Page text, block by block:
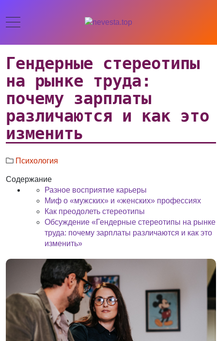
Гендерные стереотипы
на рынке труда:
почему зарплаты
различаются и как это
изменить
Психология
Содержание
Разное восприятие карьеры
Миф о «мужских» и «женских» профессиях
Как преодолеть стереотипы
Обсуждение «Гендерные стереотипы на рынке
труда: почему зарплаты различаются и как это
изменить»